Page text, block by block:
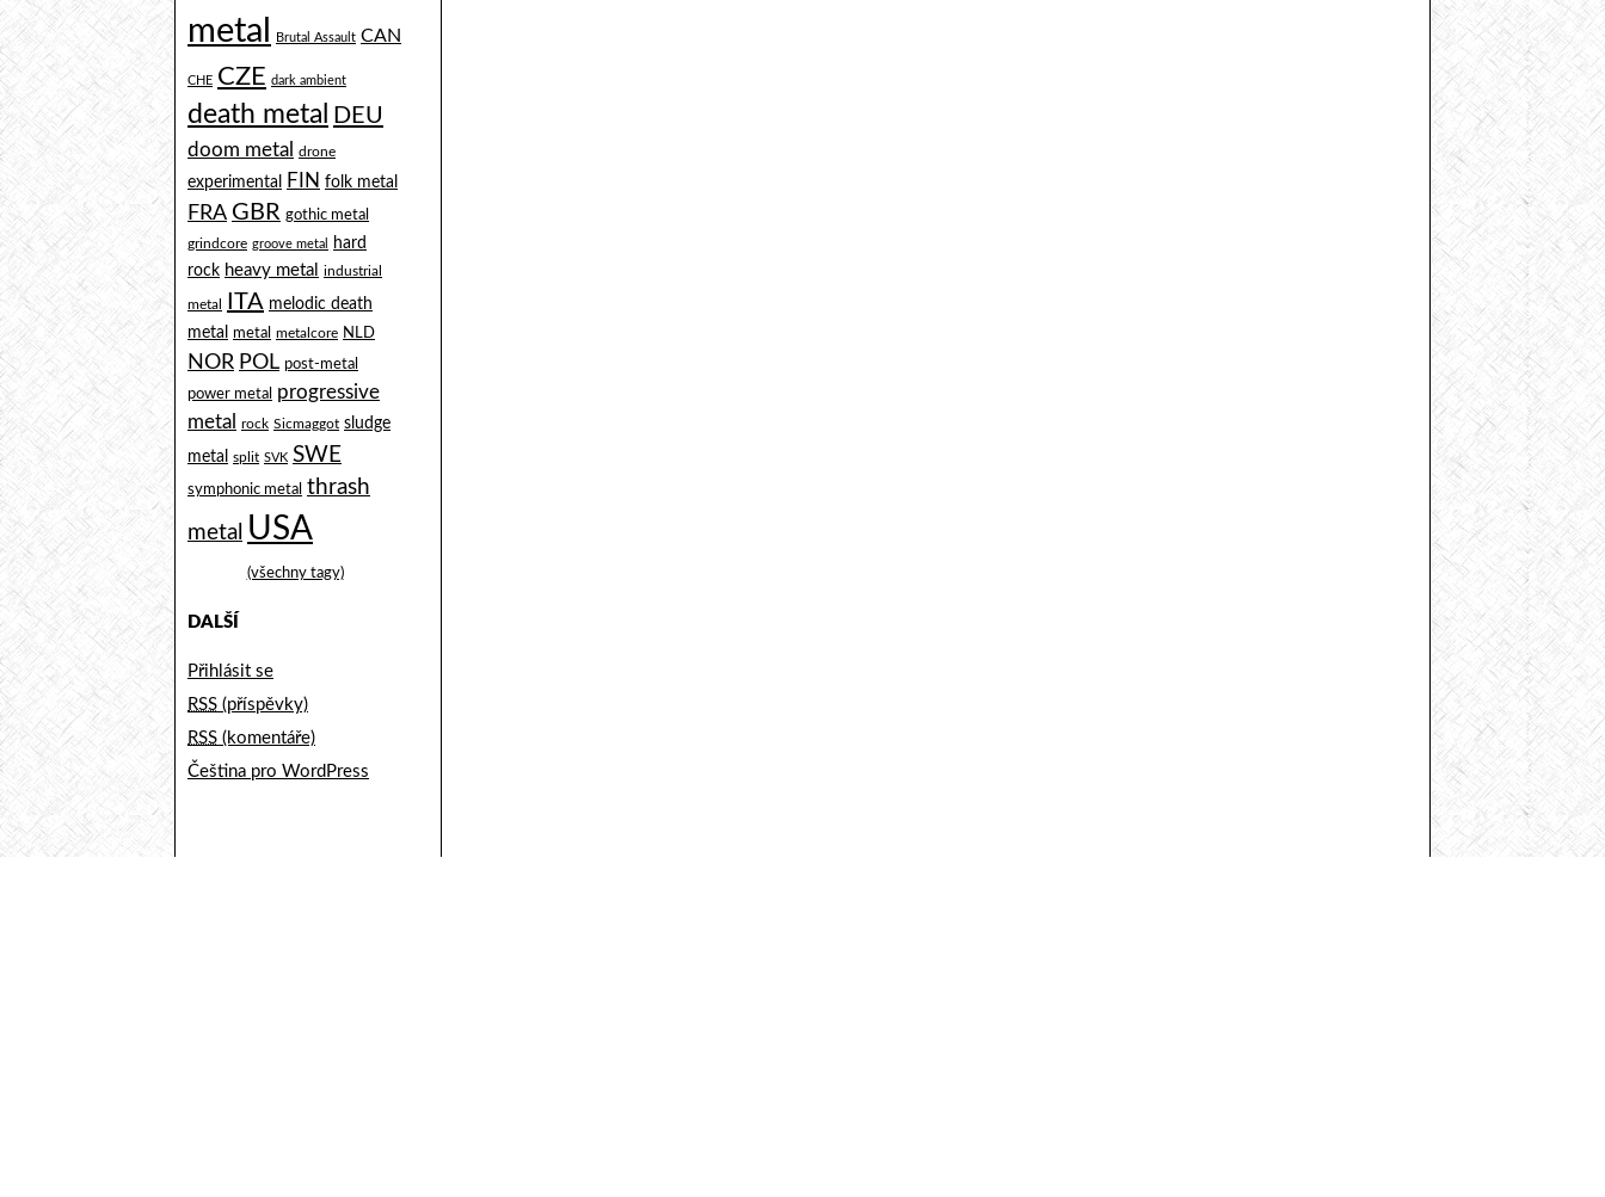
metal
Brutal Assault CAN
CHE CZE dark ambient
death metal DEU
doom metal drone
experimental FIN folk metal
FRA GBR gothic metal
grindcore groove metal
hard
rock heavy metal industrial
metal ITA melodic death
metal
metal metalcore NLD
NOR POL post-metal
power metal progressive
metal
rock Sicmaggot sludge
metal
split SVK SWE
symphonic metal thrash
metal USA
(všechny tagy)
DALŠÍ
Přihlásit se
RSS (příspěvky)
RSS (komentáře)
Čeština pro WordPress